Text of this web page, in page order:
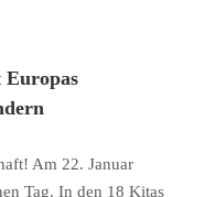
Am 22. Januar
Tag. In den 18 Kitas